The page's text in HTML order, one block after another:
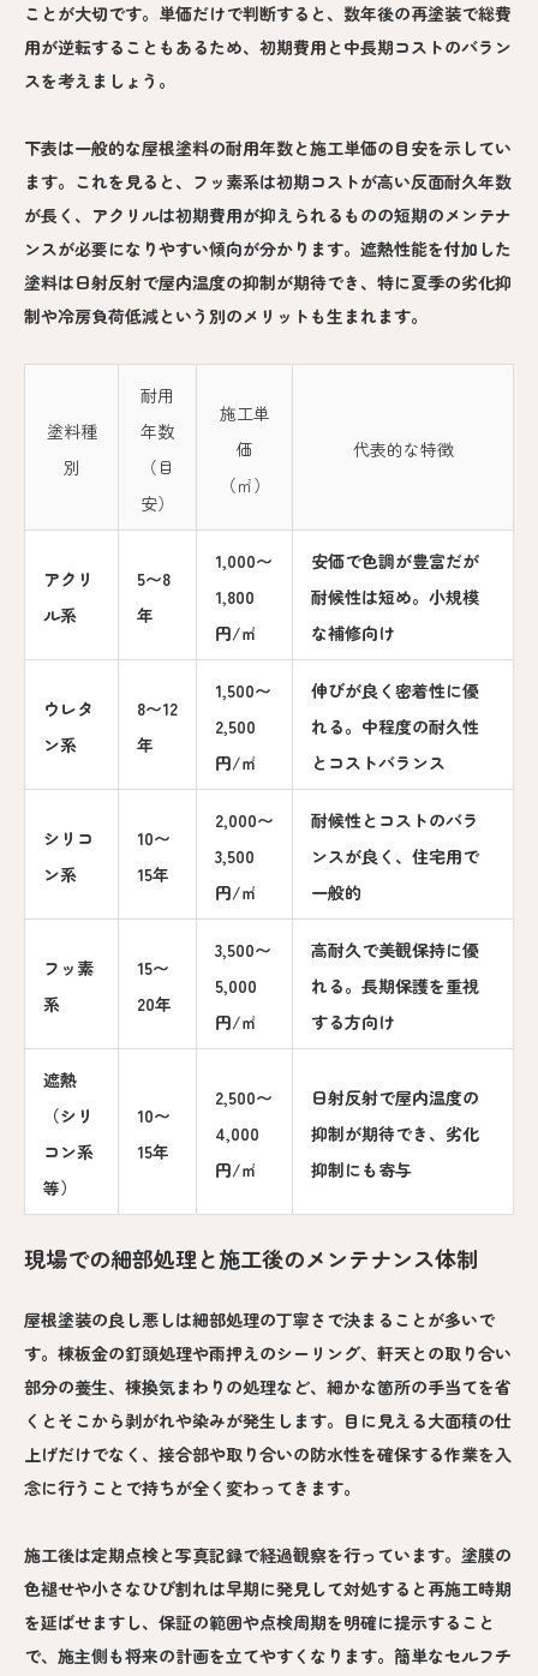
ことが大切です。単価だけで判断すると、数年後の再塗装で総費
用が逆転することもあるため、初期費用と中長期コストのバラン
スを考えましょう。
下表は一般的な屋根塗料の耐用年数と施工単価の目安を示してい
ます。これを見ると、フッ素系は初期コストが高い反面耐久年数
が長く、アクリルは初期費用が抑えられるものの短期のメンテナ
ンスが必要になりやすい傾向が分かります。遮熱性能を付加した
塗料は日射反射で屋内温度の抑制が期待でき、特に夏季の劣化抑
制や冷房負荷低減という別のメリットも生まれます。
塗料種
別
耐用
年数
（目
安）
施工単
価
（㎡）
代表的な特徴
アクリ
ル系
5〜8
年
1,000〜
1,800
円/㎡
安価で色調が豊富だが
耐候性は短め。小規模
な補修向け
ウレタ
ン系
8〜12
年
1,500〜
2,500
円/㎡
伸びが良く密着性に優
れる。中程度の耐久性
とコストバランス
シリコ
ン系
10〜
15年
2,000〜
3,500
円/㎡
耐候性とコストのバラ
ンスが良く、住宅用で
一般的
フッ素
系
15〜
20年
3,500〜
5,000
円/㎡
高耐久で美観保持に優
れる。長期保護を重視
する方向け
遮熱
（シリ
コン系
等）
10〜
15年
2,500〜
4,000
円/㎡
日射反射で屋内温度の
抑制が期待でき、劣化
抑制にも寄与
現場での細部処理と施工後のメンテナンス体制
屋根塗装の良し悪しは細部処理の丁寧さで決まることが多いで
す。棟板金の釘頭処理や雨押えのシーリング、軒天との取り合い
部分の養生、棟換気まわりの処理など、細かな箇所の手当てを省
くとそこから剥がれや染みが発生します。目に見える大面積の仕
上げだけでなく、接合部や取り合いの防水性を確保する作業を入
念に行うことで持ちが全く変わってきます。
施工後は定期点検と写真記録で経過観察を行っています。塗膜の
色褪せや小さなひび割れは早期に発見して対処すると再施工時期
を延ばせますし、保証の範囲や点検周期を明確に提示すること
で、施主側も将来の計画を立てやすくなります。簡単なセルフチ